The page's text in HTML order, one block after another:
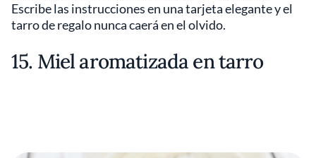
Escribe las instrucciones en una tarjeta elegante y el
tarro de regalo nunca caerá en el olvido.
15. Miel aromatizada en tarro